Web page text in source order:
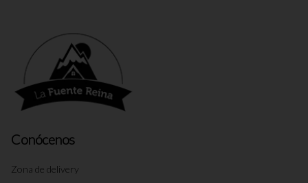
Conócenos
Zona de delivery